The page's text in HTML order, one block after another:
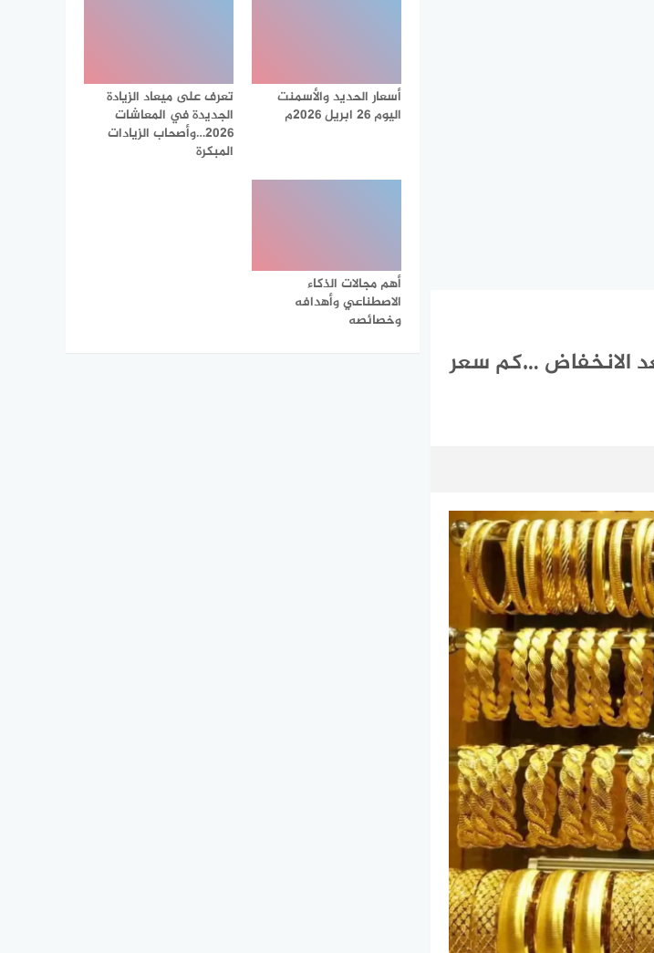
الانخفاض …كم سعر
أسعار الحديد والأسمنت
اليوم 26 ابريل 2026م
تعرف على ميعاد الزيادة
الجديدة في المعاشات
2026…وأصحاب الزيادات
المبكرة
أهم مجالات الذكاء
الاصطناعي وأهدافه
وخصائصه